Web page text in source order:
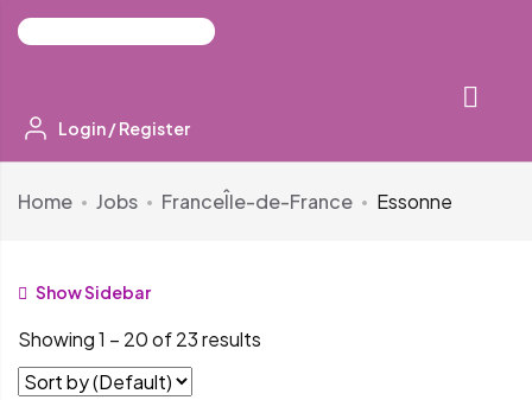
Login /Register
Home Jobs FranceÎle-de-France Essonne
Show Sidebar
Showing1 – 20of 23 results